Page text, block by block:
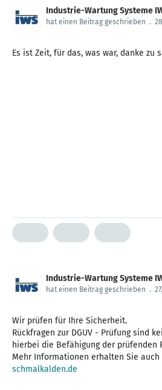
Industrie-Wartung Systeme
hat einen Beitrag geschrieben .
Es ist Zeit, für das, was war, danke zu
Industrie-Wartung Systeme
hat einen Beitrag geschrieben .
Wir prüfen für Ihre Sicherheit.
Rückfragen zur DGUV - Prüfung sind
hierbei die Befähigung der prüfenden
Mehr Informationen erhalten Sie
schmalkalden.de